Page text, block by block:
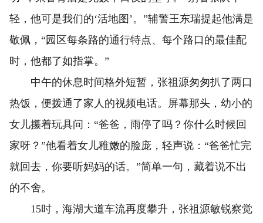
轻，他可是我们的‘活地图’。”辅警王东瑞提起他满是
敬佩，“园区每条路的通行特点、每个路口的最佳配
时，他都了如指掌。”
中午的休息时间格外短暂，张祖源匆匆扒了两口
热饭，便拨通了家人的视频电话。屏幕那头，幼小的
女儿攥着玩具问：“爸爸，雨停了吗？你什么时候回
家呀？”他看着女儿稚嫩的脸庞，轻声说：“爸爸忙完
就回去，你要听妈妈的话。”简单一句，藏着说不出
的不舍。
15时，海湖大道车流再度攀升，张祖源敏锐察觉